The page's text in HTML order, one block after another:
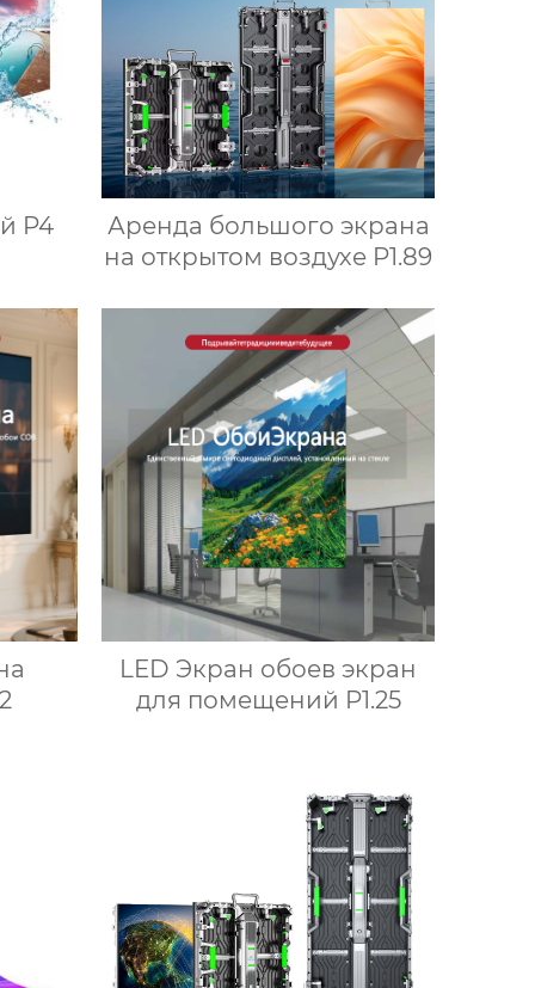
P4
Аренда большого экрана
на открытом воздухе P1.89
LED Экран обоев экран
для помещений P1.25